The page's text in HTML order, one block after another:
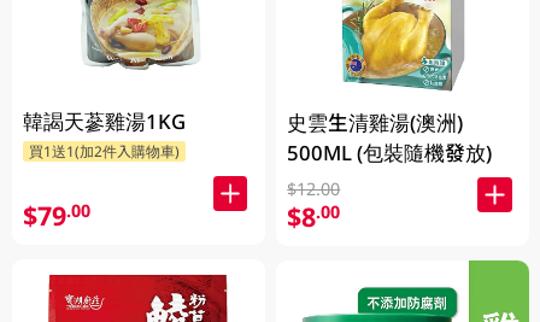
韓謁天蔘雞湯1KG
買1送1(加2件入購物車)
$79.00
史雲生清雞湯(澳洲)
500ML (包裝隨機發放)
$12.00
$8.00